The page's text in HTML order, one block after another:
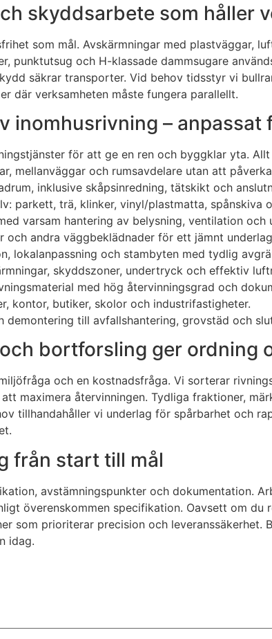
skyddsarbete som håller
som mål. Avskärmningar med plastväggar,
punktutsug och H-klassade dammsugare
säkrar transporter. Vid behov tidsstyr vi
där verksamheten måste fungera parallellt.
inomhusrivning – anpassat
för att ge en ren och byggklar yta.
mellanväggar och rumsavdelare utan att
inklusive skåpsinredning, tätskikt och
parkett, trä, klinker, vinyl/plastmatta, spånskiva
varsam hantering av belysning, ventilation och
och andra väggbeklädnader för ett jämnt
lokalanpassning och stambyten med tydlig
skyddszoner, undertryck och effektiv
med hög återvinningsgrad och
kontor, butiker, skolor och industrifastigheter.
demontering till avfallshantering, grovstäd och
bortforsling ger ordning
och en kostnadsfråga. Vi sorterar
maximera återvinningen. Tydliga fraktioner,
tillhandahåller vi underlag för spårbarhet och
från start till mål
avstämningspunkter och dokumentation.
överenskommen specifikation. Oavsett om
som prioriterar precision och
idag.